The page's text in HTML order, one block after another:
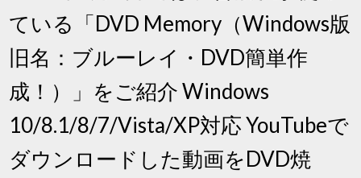
ている「DVD Memory（Windows版
旧名：ブルーレイ・DVD簡単作
成！）」をご紹介 Windows
10/8.1/8/7/Vista/XP対応 YouTubeで
ダウンロードした動画をDVD焼